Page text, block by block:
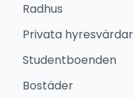
Radhus
Privata hyresvärdar
Studentboenden
Bostäder